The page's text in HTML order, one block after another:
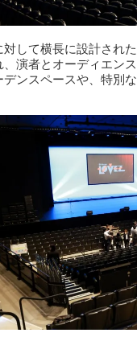
して横長に設計され
演者とオーディエン
ンスペースや、特別